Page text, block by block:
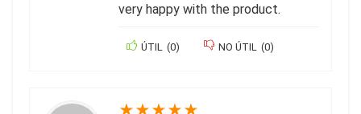
very happy with the product.
ÚTIL (0) NO ÚTIL (0)
★★★★★